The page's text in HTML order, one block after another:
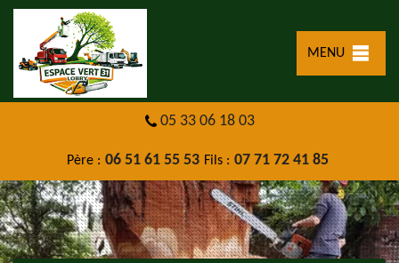
MENU
05 33 06 18 03
Père : 06 51 61 55 53 Fils : 07 71 72 41 85